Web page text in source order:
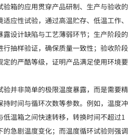
箱的应用贯穿产品研制、生产与验收的
应性试验，通过高温贮存、低温工作、
设计缺陷与工艺薄弱环节；生产阶段的
行抽样验证，确保质量一致性；验收阶段
定的严酷等级，证明产品满足使用环境要
验并非简单的极限温度暴露，而是需要精
时间与循环次数等参数。例如，温度冲
温箱之间快速转移，转换时间不超过1
急剧温度变化；而温度循环试验则强调